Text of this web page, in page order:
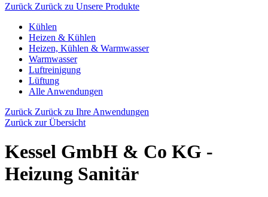
Zurück Zurück zu Unsere Produkte
Kühlen
Heizen & Kühlen
Heizen, Kühlen & Warmwasser
Warmwasser
Luftreinigung
Lüftung
Alle Anwendungen
Zurück Zurück zu Ihre Anwendungen
Zurück zur Übersicht
Kessel GmbH & Co KG -
Heizung Sanitär